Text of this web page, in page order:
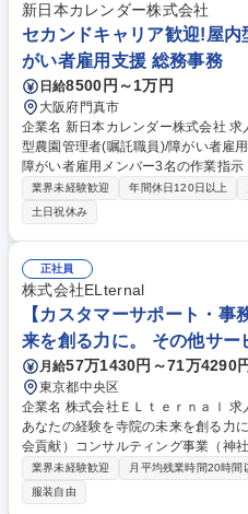
新日本カレンダー株式会社
セカンドキャリア歓迎!屋
がい者雇用支援 総務事務
日給8500円～1万円
大阪府門真市
企業名 新日本カレンダー株式会社 求人名 ★セカンドキャリア歓迎！屋内
型農園管理者(嘱託職員)/障がい者雇用支援 仕事の内容 屋内型
障がい者雇用メンバー3名の作業指
当。安心して働ける環境づくりと職
提供を支える現場管理者業務です。 ■障害者雇用メンバー3名への作業指
示、進捗確認、栽培物の生産管理 ■
担当 《やりがいと魅力》 メンバー
し、生産物は社員の福利厚生として
員に喜ばれる栽培内容の検討、関係
社会貢献性の高い管理者ポジションとし
セカンドキャリア歓迎！屋内型農園
業界未経験歓迎 年間休日120日以上
土日祝休み
正社員
株式会社ELternal
【カスタマーサポート・
来を創る力に。 その他サー
月給57万1430円～71万4290
東京都中央区
企業名 株式会社ＥＬｔｅｒｎａｌ 求人名 【カスタマーサポート・事務】
あなたの経験を寺院の未来を創る力に。 仕事の内容 社会課題解決型
会貢献）コンサルティング事業（神
する当社のカスタマーサポートとし
パフォーマンス最大化と品質管理を担います。 【業務内容
当者として、問合せ対応（資料請求
業界未経験歓迎 月平均残業時間20時間
服装自由